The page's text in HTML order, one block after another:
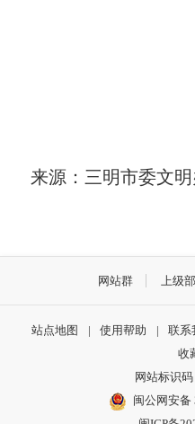
来源：三明市委文
网站群 上级
站点地图 | 使用帮助 | 联系
收
网站标识
闽公网安备